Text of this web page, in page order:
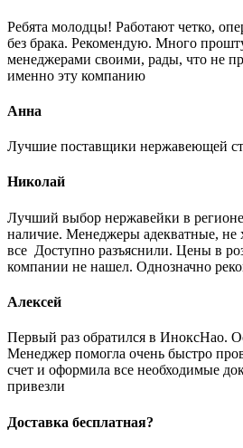
Ребята молодцы! Работают четко,
без брака. Рекомендую. Много
менеджерами своими, рады, что не
именно эту компанию
Анна
Лучшие поставщики нержавеющей
Николай
Лучший выбор нержавейки в
наличие. Менеджеры адекватные, не
все Доступно разъяснили. Цены в
компании не нашел. Однозначно
Алексей
Первый раз обратился в ИноксНао.
Менеджер помогла очень быстро
счет и оформила все необходимые
привезли
Доставка бесплатная?